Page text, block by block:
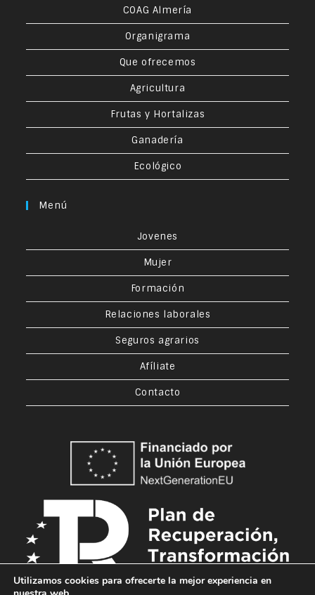
COAG Almería
Organigrama
Que ofrecemos
Agricultura
Frutas y Hortalizas
Ganadería
Ecológico
Menú
Jovenes
Mujer
Formación
Relaciones laborales
Seguros agrarios
Afíliate
Contacto
Utilizamos cookies para ofrecerte la mejor experiencia en